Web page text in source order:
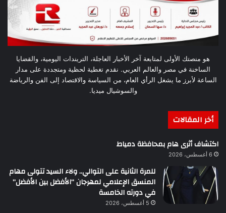
هو منصتك الأولى لمتابعة آخر الأخبار العاجلة، التريندات اليومية، والقضايا
الساخنة في مصر والعالم العربي. نقدم تغطية لحظية ومتجددة على مدار
الساعة لأبرز ما يشغل الرأي العام، من السياسة والاقتصاد إلى الفن والرياضة
والسوشيال ميديا.
أخر المقالات
اكتشاف أثرى هام بمحافظة دمياط
6 أغسطس، 2026
للمرة الثانية على التوالي.. ولاء السيد تتولى مهام
المنسق الإعلامي لمهرجان “الأفضل بين الأفضل”
في دورته الخامسة
5 أغسطس، 2026